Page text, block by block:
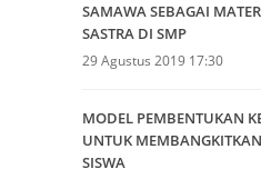
SAMAWA SEBAGAI
SASTRA DI SMP
29 Agustus 2019 17:30
MODEL PEMBENTUKAN
UNTUK
SISWA